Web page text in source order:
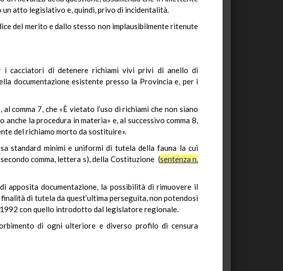
atto legislativo e, quindi, privo di incidentalità.
del merito e dallo stesso non implausibilmente ritenute
i cacciatori di detenere richiami vivi privi di anello di
documentazione esistente presso la Provincia e, per i
comma 7, che «È vietato l’uso di richiami che non siano
la procedura in materia» e, al successivo comma 8,
del richiamo morto da sostituire».
standard minimi e uniformi di tutela della fauna la cui
comma, lettera s), della Costituzione (sentenza n.
apposita documentazione, la possibilità di rimuovere il
di tutela da quest’ultima perseguita, non potendosi
con quello introdotto dal legislatore regionale.
di ogni ulteriore e diverso profilo di censura